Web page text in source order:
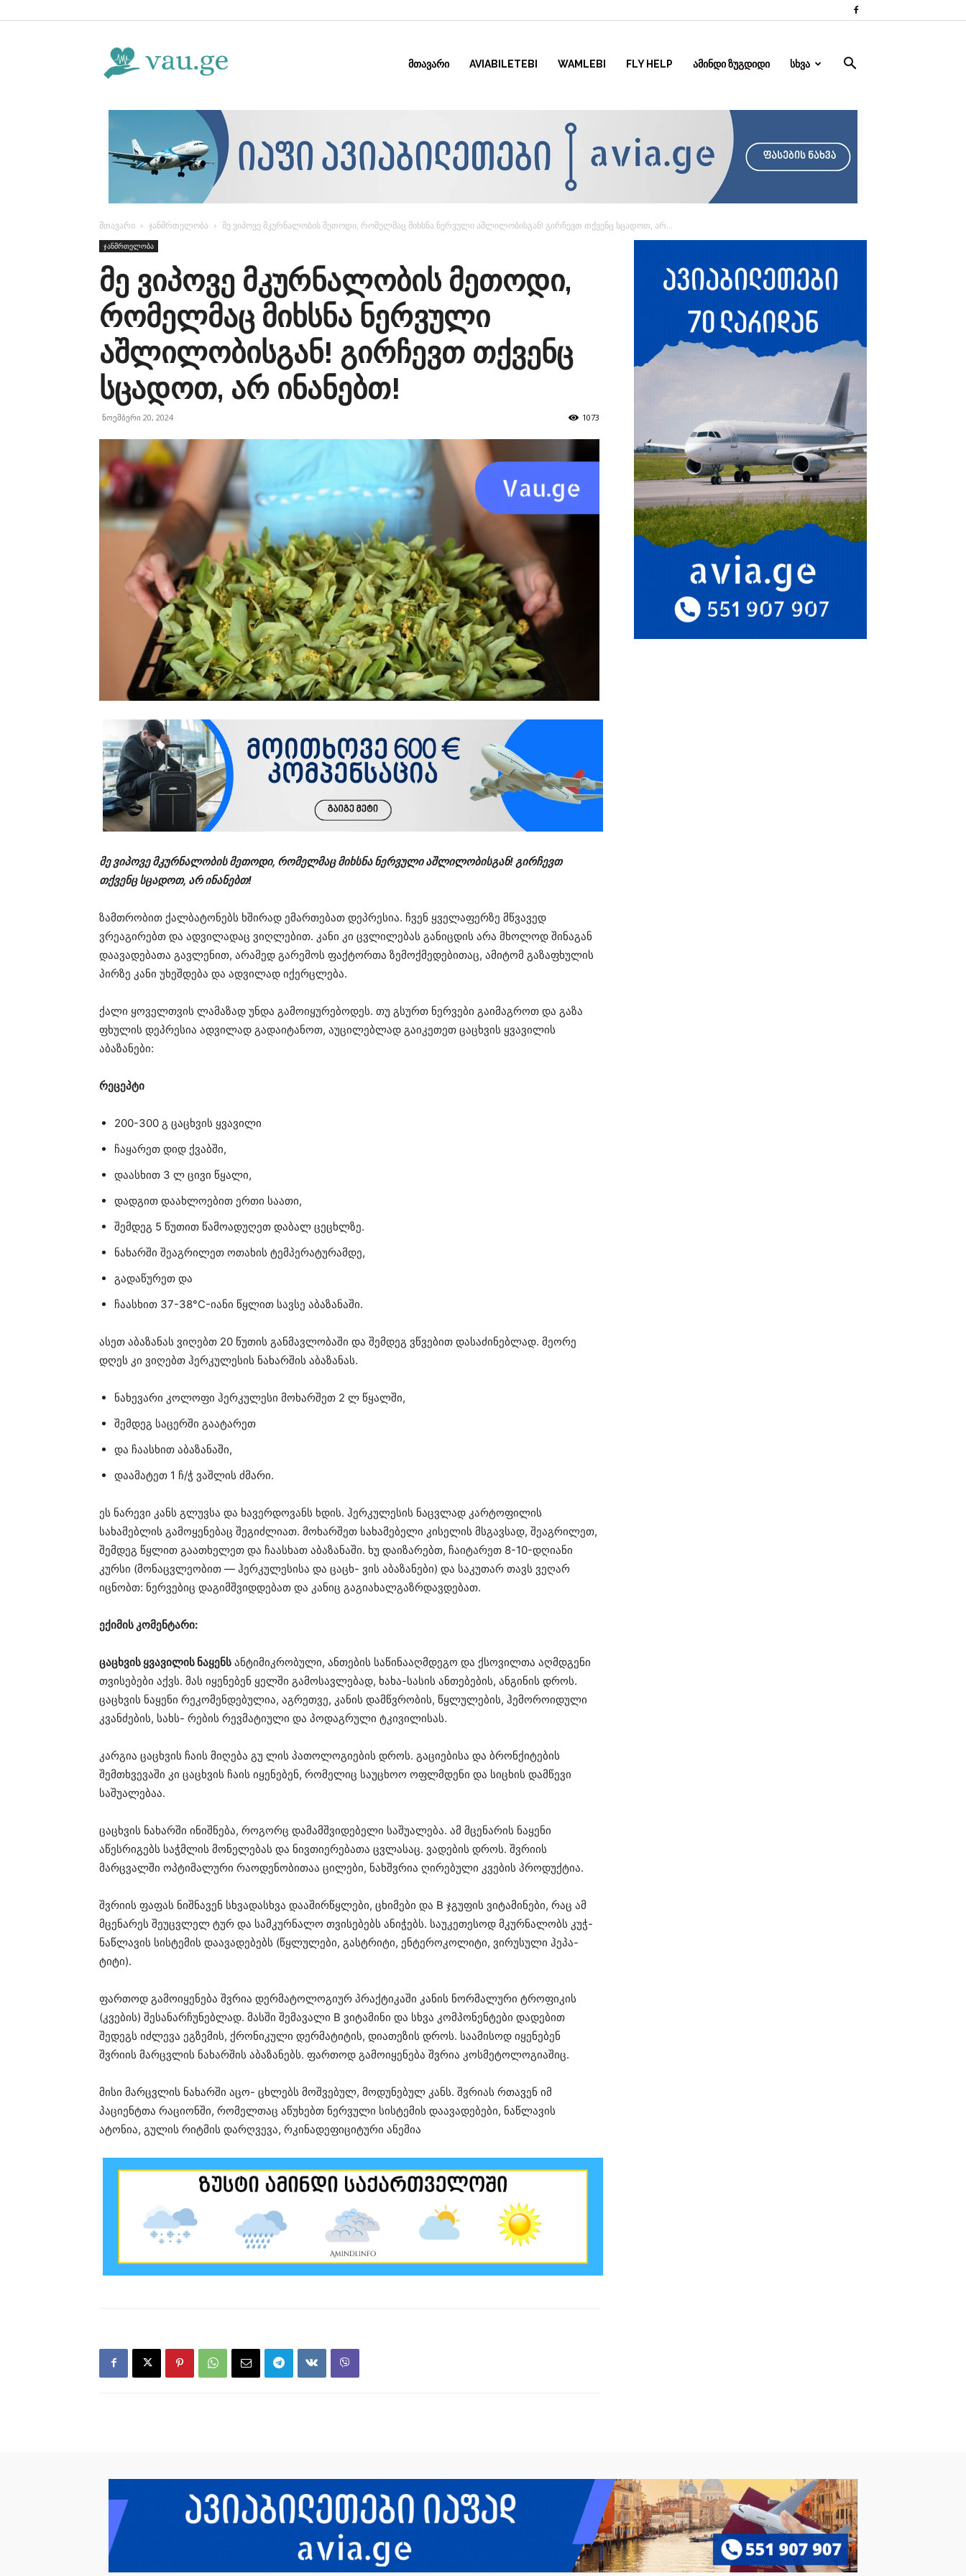
ᲛᲗᲐᲕᲐᲠᲘ AVIABILETEBI WAMLEBI FLY HELP ᲐᲛᲘᲜᲓᲘ ᲖᲣᲒᲓᲘᲓᲘ ᲡᲮᲕᲐ
მთავარი ჯანმრთელობა მე ვიპოვე მკურნალობის მეთოდი, რომელმაც მიხსნა ნერვული აშლილობისგან! გირჩევთ თქვენც სცადოთ, არ...
ჯანმრთელობა
მე ვიპოვე მკურნალობის მეთოდი,
რომელმაც მიხსნა ნერვული
აშლილობისგან! გირჩევთ თქვენც
სცადოთ, არ ინანებთ!
ნოემბერი 20, 2024 1073
მე ვიპოვე მკურნალობის მეთოდი, რომელმაც მიხსნა ნერვული აშლილობისგან! გირჩევთ
თქვენც სცადოთ, არ ინანებთ!
ზამთრობით ქალბატონებს ხშირად ემართებათ დეპრესია. ჩვენ ყველაფერზე მწვავედ
ვრეაგირებთ და ადვილადაც ვიღლებით. კანი კი ცვლილებას განიცდის არა მხოლოდ შინაგან
დაავადებათა გავლენით, არამედ გარემოს ფაქტორთა ზემოქმედებითაც, ამიტომ გაზაფხულის
პირზე კანი უხეშდება და ადვილად იქერცლება.
ქალი ყოველთვის ლამაზად უნდა გამოიყურებოდეს. თუ გსურთ ნერვები გაიმაგროთ და გაზა
ფხულის დეპრესია ადვილად გადაიტანოთ, აუცილებლად გაიკეთეთ ცაცხვის ყვავილის
აბაზანები:
რეცეპტი
200-300 გ ცაცხვის ყვავილი
ჩაყარეთ დიდ ქვაბში,
დაასხით 3 ლ ცივი წყალი,
დადგით დაახლოებით ერთი საათი,
შემდეგ 5 წუთით წამოადუღეთ დაბალ ცეცხლზე.
ნახარში შეაგრილეთ ოთახის ტემპერატურამდე,
გადაწურეთ და
ჩაასხით 37-38°C-იანი წყლით სავსე აბაზანაში.
ასეთ აბაზანას ვიღებთ 20 წუთის განმავლობაში და შემდეგ ვწვებით დასაძინებლად. მეორე
დღეს კი ვიღებთ ჰერკულესის ნახარშის აბაზანას.
ნახევარი კოლოფი ჰერკულესი მოხარშეთ 2 ლ წყალში,
შემდეგ საცერში გაატარეთ
და ჩაასხით აბაზანაში,
დაამატეთ 1 ჩ/ჭ ვაშლის ძმარი.
ეს ნარევი კანს გლუვსა და ხავერდოვანს ხდის. ჰერკულესის ნაცვლად კარტოფილის
სახამებლის გამოყენებაც შეგიძლიათ. მოხარშეთ სახამებელი კისელის მსგავსად, შეაგრილეთ,
შემდეგ წყლით გაათხელეთ და ჩაასხათ აბაზანაში. ხუ დაიზარებთ, ჩაიტარეთ 8-10-დღიანი
კურსი (მონაცვლეობით — ჰერკულესისა და ცაცხ- ვის აბაზანები) და საკუთარ თავს ვეღარ
იცნობთ: ნერვებიც დაგიმშვიდდებათ და კანიც გაგიახალგაზრდავდებათ.
ექიმის კომენტარი:
ცაცხვის ყვავილის ნაყენს ანტიმიკრობული, ანთების საწინააღმდეგო და ქსოვილთა აღმდგენი
თვისებები აქვს. მას იყენებენ ყელში გამოსავლებად, ხახა-სასის ანთებების, ანგინის დროს.
ცაცხვის ნაყენი რეკომენდებულია, აგრეთვე, კანის დამწვრობის, წყლულების, ჰემოროიდული
კვანძების, სახს- რების რევმატიული და პოდაგრული ტკივილისას.
კარგია ცაცხვის ჩაის მიღება გუ ლის პათოლოგიების დროს. გაციებისა და ბრონქიტების
შემთხვევაში კი ცაცხვის ჩაის იყენებენ, რომელიც საუცხოო ოფლმდენი და სიცხის დამწევი
საშუალებაა.
ცაცხვის ნახარში ინიშნება, როგორც დამამშვიდებელი საშუალება. ამ მცენარის ნაყენი
აწესრიგებს საჭმლის მონელებას და ნივთიერებათა ცვლასაც. ვადების დროს. შვრიის
მარცვალში ოპტიმალური რაოდენობითაა ცილები, ნახშვრია ღირებული კვების პროდუქტია.
შვრიის ფაფას ნიშნავენ სხვადასხვა დააშირწყლები, ცხიმები და B ჯგუფის ვიტამინები, რაც ამ
მცენარეს შეუცვლელ ტურ და სამკურნალო თვისებებს ანიჭებს. საუკეთესოდ მკურნალობს კუჭ-
ნაწლავის სისტემის დაავადებებს (წყლულები, გასტრიტი, ენტეროკოლიტი, ვირუსული ჰეპა-
ტიტი).
ფართოდ გამოიყენება შვრია დერმატოლოგიურ პრაქტიკაში კანის ნორმალური ტროფიკის
(კვების) შესანარჩუნებლად. მასში შემავალი B ვიტამინი და სხვა კომპონენტები დადებით
შედეგს იძლევა ეგზემის, ქრონიკული დერმატიტის, დიათეზის დროს. საამისოდ იყენებენ
შვრიის მარცვლის ნახარშის აბაზანებს. ფართოდ გამოიყენება შვრია კოსმეტოლოგიაშიც.
მისი მარცვლის ნახარში აცო- ცხლებს მოშვებულ, მოდუნებულ კანს. შვრიას რთავენ იმ
პაციენტთა რაციონში, რომელთაც აწუხებთ ნერვული სისტემის დაავადებები, ნაწლავის
ატონია, გულის რიტმის დარღვევა, რკინადეფიციტური ანემია